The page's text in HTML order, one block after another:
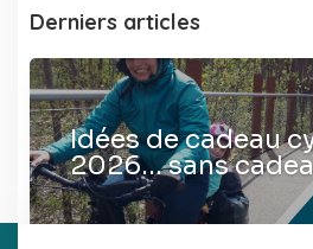
Derniers articles
Idées de cadeau
2026… sans